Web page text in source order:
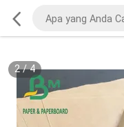
2/4